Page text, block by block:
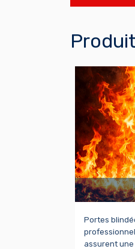
EN SAVOIR
Portes
assurent